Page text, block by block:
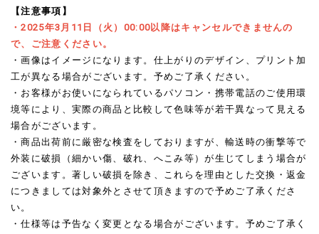
【注意事項】
・2025年3月11日（火）00:00以降はキャンセルできませんの
で、ご注意ください。
・画像はイメージになります。仕上がりのデザイン、プリント加
工が異なる場合がございます。予めご了承ください。
・お客様がお使いになられているパソコン・携帯電話のご使用環
境等により、実際の商品と比較して色味等が若干異なって見える
場合がございます。
・商品出荷前に厳密な検査をしておりますが、輸送時の衝撃等で
外装に破損（細かい傷、破れ、へこみ等）が生じてしまう場合が
ございます。著しい破損を除き、これらを理由とした交換・返金
につきましては対象外とさせて頂きますので予めご了承くださ
い。
・仕様等は予告なく変更となる場合がございます。予めご了承く